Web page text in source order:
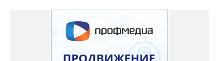
однажды реанимация не смогла добраться до больного.
Жители писали в администрацию города и другие инстанции,
пытались ремонтировать дорогу своими силами – всё тщетно»,
– рассказали в ОНФ. Общественники подчеркнули: именно
они добились, чтобы участок разровняли и отсыпали. Для
этого потребовалось обратиться в мэрию Златоуста.